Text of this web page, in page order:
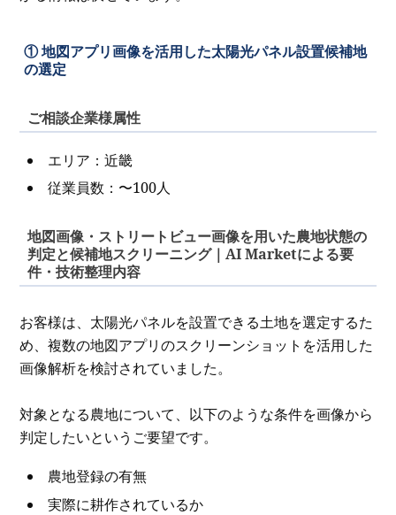
① 地図アプリ画像を活用した太陽光パネル設置候補地
の選定
ご相談企業様属性
エリア：近畿
従業員数：〜100人
地図画像・ストリートビュー画像を用いた農地状態の
判定と候補地スクリーニング｜AI Marketによる要
件・技術整理内容
お客様は、太陽光パネルを設置できる土地を選定するた
め、複数の地図アプリのスクリーンショットを活用した
画像解析を検討されていました。
対象となる農地について、以下のような条件を画像から
判定したいというご要望です。
農地登録の有無
実際に耕作されているか